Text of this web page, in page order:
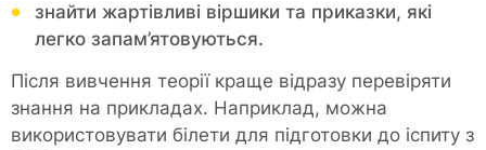
знайти жартівливі віршики та приказки, які
легко запам’ятовуються.
Після вивчення теорії краще відразу перевіряти
знання на прикладах. Наприклад, можна
використовувати білети для підготовки до іспиту з